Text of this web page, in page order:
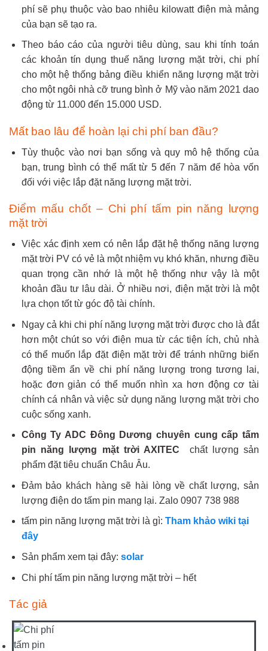
phí sẽ phụ thuộc vào bao nhiêu kilowatt điện mà mảng
của bạn sẽ tạo ra.
Theo báo cáo của người tiêu dùng, sau khi tính toán
các khoản tín dụng thuế năng lượng mặt trời, chi phí
cho một hệ thống bảng điều khiển năng lượng mặt trời
cho một ngôi nhà cỡ trung bình ở Mỹ vào năm 2021 dao
động từ 11.000 đến 15.000 USD.
Mất bao lâu để hoàn lại chi phí ban đầu?
Tùy thuộc vào nơi bạn sống và quy mô hệ thống của
bạn, trung bình có thể mất từ ​​5 đến 7 năm để hòa vốn
đối với việc lắp đặt năng lượng mặt trời.
Điểm mấu chốt – Chi phí tấm pin năng lượng
mặt trời
Việc xác định xem có nên lắp đặt hệ thống năng lượng
mặt trời PV có vẻ là một nhiệm vụ khó khăn, nhưng điều
quan trọng cần nhớ là một hệ thống như vậy là một
khoản đầu tư lâu dài. Ở nhiều nơi, điện mặt trời là một
lựa chọn tốt từ góc độ tài chính.
Ngay cả khi chi phí năng lượng mặt trời được cho là đắt
hơn một chút so với điện mua từ các tiện ích, chủ nhà
có thể muốn lắp đặt điện mặt trời để tránh những biến
động tiềm ẩn về chi phí năng lượng trong tương lai,
hoặc đơn giản có thể muốn nhìn xa hơn động cơ tài
chính cá nhân và việc sử dụng năng lượng mặt trời cho
cuộc sống xanh.
Công Ty ADC Đông Dương chuyên cung cấp tấm
pin năng lượng mặt trời AXITEC chất lượng sản
phẩm đặt tiêu chuẩn Châu Âu.
Đảm bảo khách hàng sẽ hài lòng về chất lượng, sản
lượng điện do tấm pin mang lại. Zalo 0907 738 988
tấm pin năng lượng mặt trời là gì: Tham khảo wiki tại
đây
Sản phẩm xem tại đây: solar
Chi phí tấm pin năng lượng mặt trời – hết
Tác giả